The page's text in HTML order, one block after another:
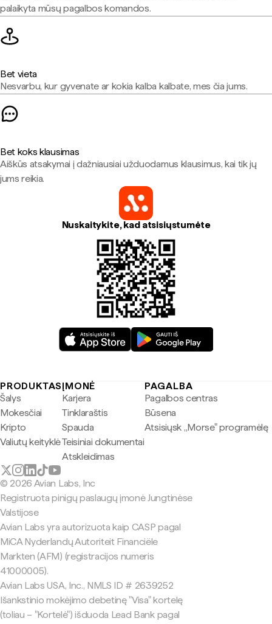
palaikyta mūsų pagalbos komandos.
Bet vieta
Nesvarbu, kur gyvenate ar kokia kalba kalbate, mes čia jums.
Bet koks klausimas
Aiškūs atsakymai į dažniausiai užduodamus klausimus, kai tik jų
jums reikia.
Nuskaitykite, kad atsisiųstumėte
PRODUKTAS
Šalys
Mokesčiai
Kripto
Valiutų keityklė
ĮMONĖ
Karjera
Tinklaraštis
Spauda
Teisiniai dokumentai
Atskleidimas
PAGALBA
Pagalbos centras
Būsena
Atsisiųsk „Morse" programėlę
© 2026 Avian Labs, Inc
Registruota pinigų paslaugų įmonė Jungtinėse
Valstijose
Avian Labs yra autorizuota kaip CASP pagal
MiCA Nyderlandų Autoriteit Financiële
Markten (AFM) (registracijos numeris
41000005).
Avian Labs USA, Inc., NMLS ID # 2639252
Išankstinio mokėjimo debetinę "Visa" kortelę
(toliau – "Kortelė") išduoda Lead Bank pagal